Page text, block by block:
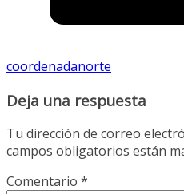
coordenadanorte
Deja una respuesta
Tu dirección de correo
campos obligatorios están
Comentario *